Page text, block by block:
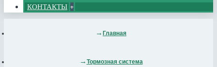
КОНТАКТЫ +
Главная
Тормозная система